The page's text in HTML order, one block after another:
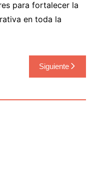
para fortalecer la
en toda la
Siguiente